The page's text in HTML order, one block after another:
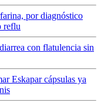
por diagnóstico
reflu
con flatulencia sin
Eskapar cápsulas ya